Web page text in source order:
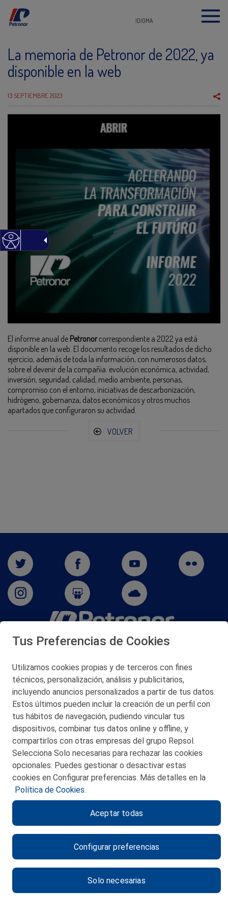
IDIOMA
La memoria de Petronor de 2022, ya
disponible en la web
13 SEPTIEMBRE 2023
El informe anual de Petronorcorrespondiente a 2022 ya está
disponible en la web. El documento recoge los resultados de dicho
ejercicio, además de toda la información, con numerosos datos,
sobre el devenir de la compañía: evolución económica, actividad,
inversión, seguridad, calidad, medio ambiente, personas,
compromiso con el entorno, iniciativas de descarbonización,
hidrógeno, gobernanza, datos económicos y otros muchos
apartados que configuraron su actividad.
VOLVER
San Martín 5-Edificio Muñatones,
© 2026 Petronor S.A.
CONTACTO
MAPA WEB
POLITICA DE PRIVACIDAD
POLITICA DE COOKIES
CANAL DE ÉTICA
Tus Preferencias de Cookies
Utilizamos cookies propias y de terceros con fines
técnicos, personalización, análisis y publicitarios,
incluyendo anuncios personalizados a partir de tus datos.
Estos últimos pueden incluir la creación de un perfil con
tus hábitos de navegación, pudiendo vincular tus
dispositivos, combinar tus datos online y offline, y
compartirlos con otras empresas del grupo Repsol.
Selecciona Solo necesarias para rechazar las cookies
opcionales. Puedes gestionar o desactivar estas
cookies en Configurar preferencias. Más detalles en la
Política de Cookies.
Configurar preferencias
Solo necesarias
Aceptar todas